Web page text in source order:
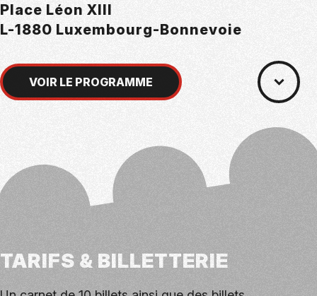
Place Léon XIII
L-1880 Luxembourg-Bonnevoie
VOIR LE PROGRAMME
TARIFS & BILLETTERIE